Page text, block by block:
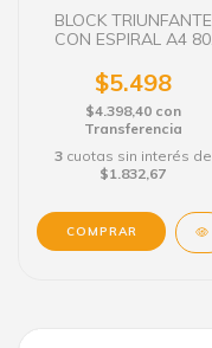
BLOCK TRIUNFANTE
CON ESPIRAL A4 80
$5.498
$4.398,40 con
Transferencia
3 cuotas sin interés de
$1.832,67